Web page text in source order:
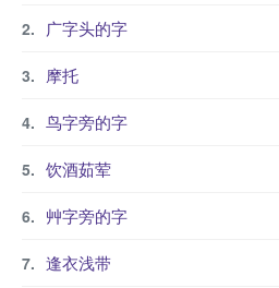
广字头的字
摩托
鸟字旁的字
饮酒茹荤
艸字旁的字
逢衣浅带